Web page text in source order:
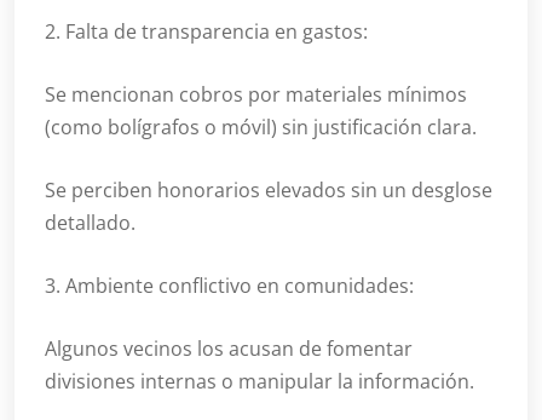
2. Falta de transparencia en gastos:
Se mencionan cobros por materiales mínimos
(como bolígrafos o móvil) sin justificación clara.
Se perciben honorarios elevados sin un desglose
detallado.
3. Ambiente conflictivo en comunidades:
Algunos vecinos los acusan de fomentar
divisiones internas o manipular la información.